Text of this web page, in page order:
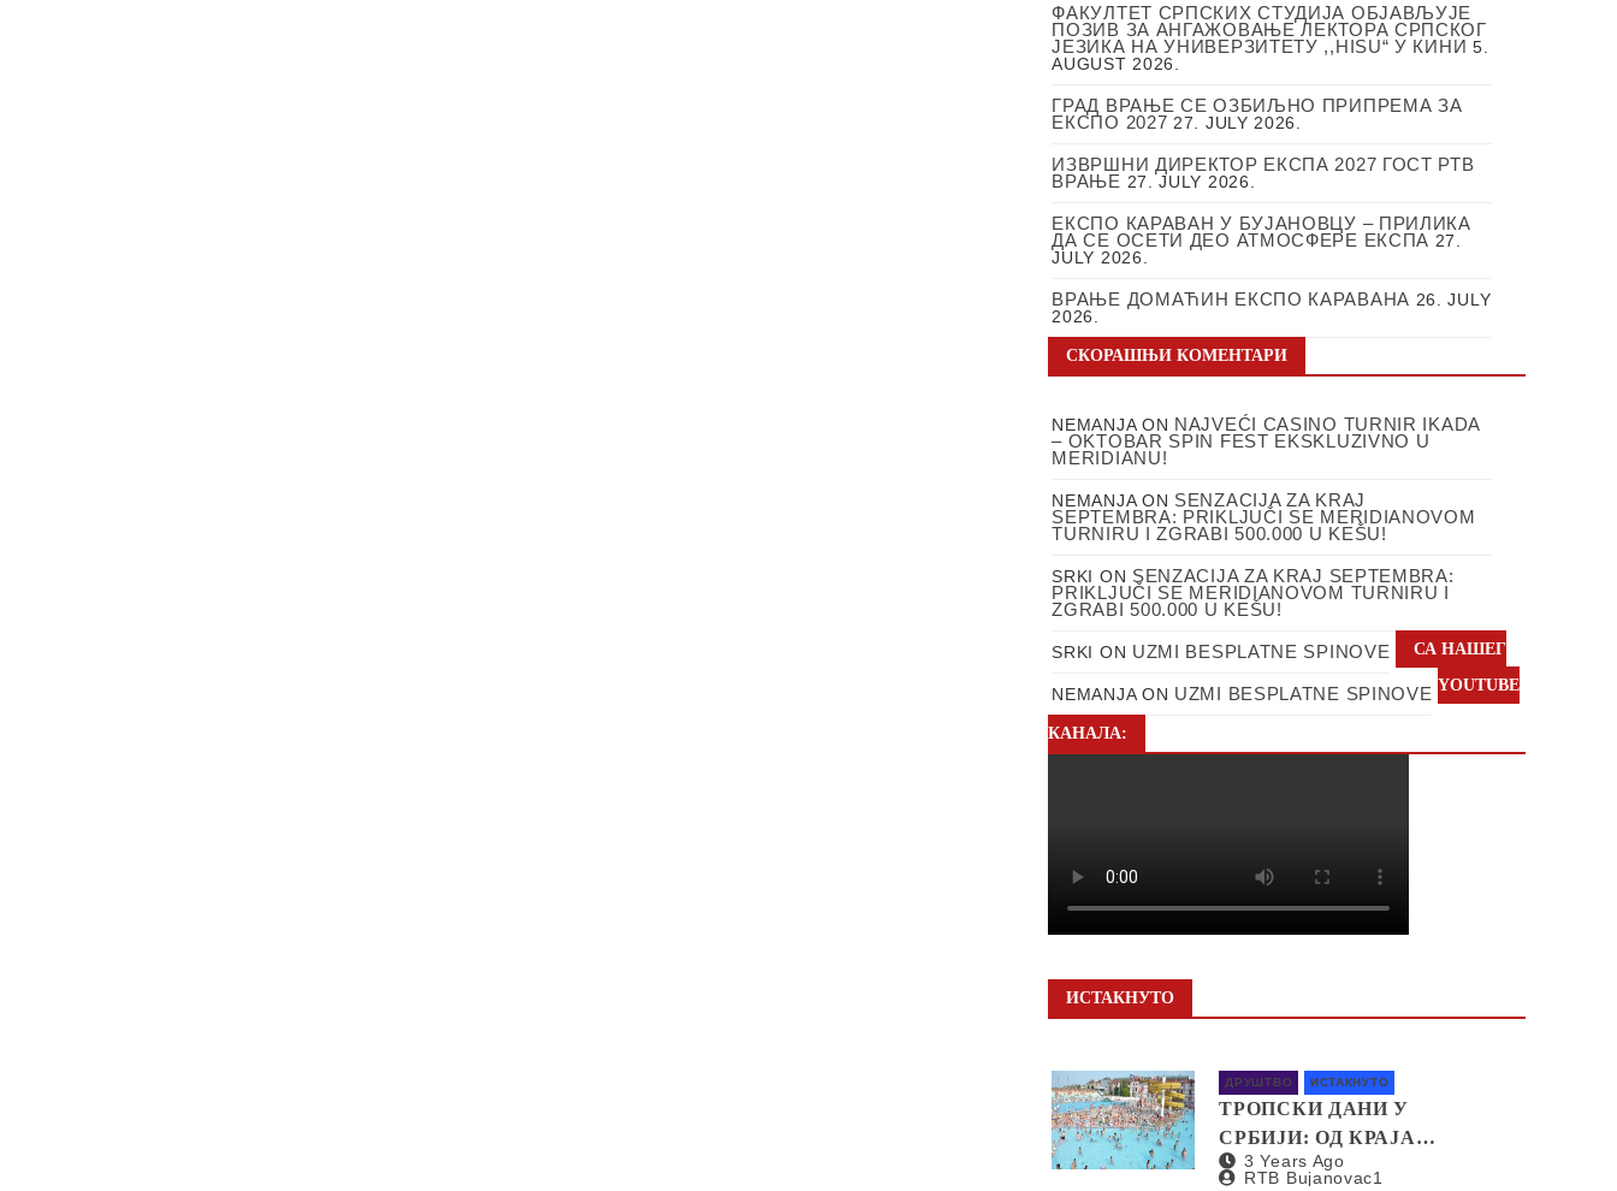
ФАКУЛТЕТ СРПСКИХ СТУДИЈА ОБЈАВЉУЈЕ
ПОЗИВ ЗА АНГАЖОВАЊЕ ЛЕКТОРА СРПСКОГ
ЈЕЗИКА НА УНИВЕРЗИТЕТУ ,,HISU“ У КИНИ 5.
AUGUST 2026.
ГРАД ВРАЊЕ СЕ ОЗБИЉНО ПРИПРЕМА ЗА
ЕКСПО 2027 27. JULY 2026.
ИЗВРШНИ ДИРЕКТОР ЕКСПА 2027 ГОСТ РТВ
ВРАЊЕ 27. JULY 2026.
ЕКСПО КАРАВАН У БУЈАНОВЦУ – ПРИЛИКА
ДА СЕ ОСЕТИ ДЕО АТМОСФЕРЕ ЕКСПА 27.
JULY 2026.
ВРАЊЕ ДОМАЋИН ЕКСПО КАРАВАНА 26. JULY
2026.
СКОРАШЊИ КОМЕНТАРИ
NEMANJAON NAJVEĆI CASINO TURNIR IKADA
– OKTOBAR SPIN FEST EKSKLUZIVNO U
MERIDIANU!
NEMANJAON SENZACIJA ZA KRAJ
SEPTEMBRA: PRIKLJUČI SE MERIDIANOVOM
TURNIRU I ZGRABI 500.000 U KEŠU!
SRKI ON SENZACIJA ZA KRAJ SEPTEMBRA:
PRIKLJUČI SE MERIDIANOVOM TURNIRU I
ZGRABI 500.000 U KEŠU!
SRKI ON UZMI BESPLATNE SPINOVE
NEMANJAON UZMI BESPLATNE SPINOVE
СА НАШЕГ
YOUTUBE
КАНАЛА:
ИСТАКНУТО
ДРУШТВО ИСТАКНУТО
ТРОПСКИ ДАНИ У
СРБИЈИ: ОД КРАЈА
НЕДЕЉЕ И ДО 40
3 Years Ago
RTB Bujanovac1